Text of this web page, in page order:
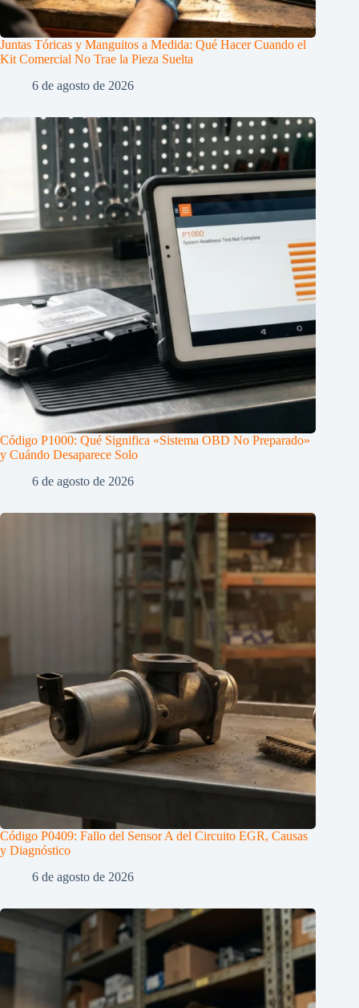
Juntas Tóricas y Manguitos a Medida: Qué Hacer Cuando el
Kit Comercial No Trae la Pieza Suelta
6 de agosto de 2026
Código P1000: Qué Significa «Sistema OBD No Preparado»
y Cuándo Desaparece Solo
6 de agosto de 2026
Código P0409: Fallo del Sensor A del Circuito EGR, Causas
y Diagnóstico
6 de agosto de 2026